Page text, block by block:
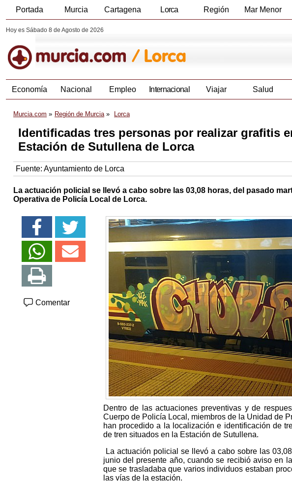
Portada Murcia Cartagena Lorca Región Mar Menor
Hoy es Sábado 8 de Agosto de 2026
Economía Nacional Empleo Internacional Viajar Salud
Murcia.com Región de Murcia Lorca
Identificadas tres personas por realizar grafitis
Estación de Sutullena de Lorca
Fuente: Ayuntamiento de Lorca
La actuación policial se llevó a cabo sobre las 03,08 horas, del pasado
Operativa de Policía Local de Lorca.
Comentar
Dentro de las actuaciones preventivas y de
Cuerpo de Policía Local, miembros de la Unidad de
han procedido a la localización e identificación de
de tren situados en la Estación de Sutullena.
La actuación policial se llevó a cabo sobre las
junio del presente año, cuando se recibió aviso en
que se trasladaba que varios individuos estaban
las vías de la estación.